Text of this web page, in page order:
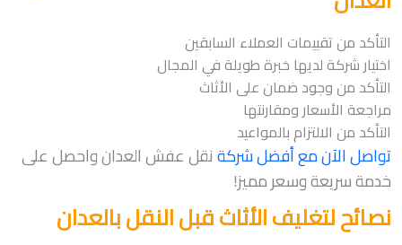
التأكد من تقييمات العملاء السابقين
اختيار شركة لديها خبرة طويلة في المجال
التأكد من وجود ضمان على الأثاث
مراجعة الأسعار ومقارنتها
التأكد من الالتزام بالمواعيد
تواصل الآن مع أفضل شركةنقل عفش العدان واحصل على
خدمة سريعة وسعر مميز!
نصائح لتغليف الأثاث قبل النقل بالعدان